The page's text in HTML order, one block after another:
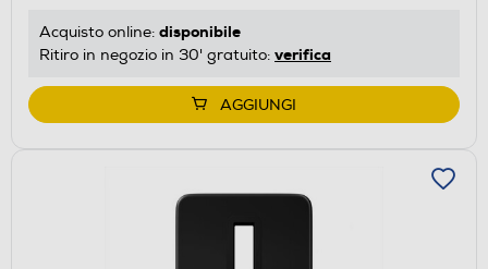
Acquisto online: disponibile
Ritiro in negozio in 30' gratuito: verifica
AGGIUNGI